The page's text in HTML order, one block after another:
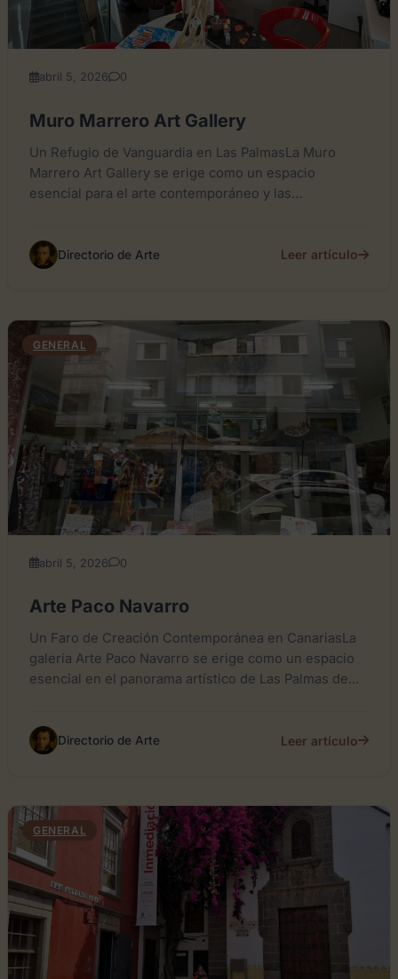
abril 5, 2026 0
Muro Marrero Art Gallery
Un Refugio de Vanguardia en Las PalmasLa Muro
Marrero Art Gallery se erige como un espacio
esencial para el arte contemporáneo y las
Directorio de Arte Leer artículo
GENERAL
abril 5, 2026 0
Arte Paco Navarro
Un Faro de Creación Contemporánea en CanariasLa
galería Arte Paco Navarro se erige como un espacio
esencial en el panorama artístico de Las Palmas de...
Directorio de Arte Leer artículo
GENERAL